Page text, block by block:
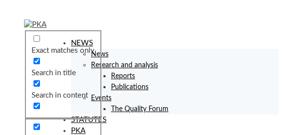
Exact matches only
Search in title
Search in content
NEWS
News
Research and analysis
Reports
Publications
Events
The Quality Forum
STATUTES
PKA